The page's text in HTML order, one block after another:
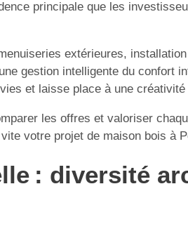
principale que les
extérieures,
gestion intelligente du confort
et laisse place à une
les offres et valoriser
votre projet de maison bois à
: diversité